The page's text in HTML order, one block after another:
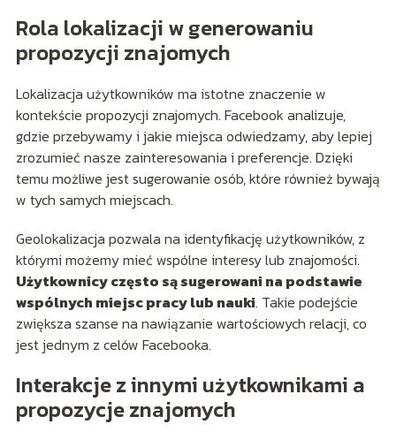
Rola lokalizacji w generowaniu
propozycji znajomych
Lokalizacja użytkowników ma istotne znaczenie w
kontekście propozycji znajomych. Facebook analizuje,
gdzie przebywamy i jakie miejsca odwiedzamy, aby lepiej
zrozumieć nasze zainteresowania i preferencje. Dzięki
temu możliwe jest sugerowanie osób, które również bywają
w tych samych miejscach.
Geolokalizacja pozwala na identyfikację użytkowników, z
którymi możemy mieć wspólne interesy lub znajomości.
Użytkownicy często są sugerowani na podstawie
wspólnych miejsc pracy lub nauki. Takie podejście
zwiększa szanse na nawiązanie wartościowych relacji, co
jest jednym z celów Facebooka.
Interakcje z innymi użytkownikami a
propozycje znajomych